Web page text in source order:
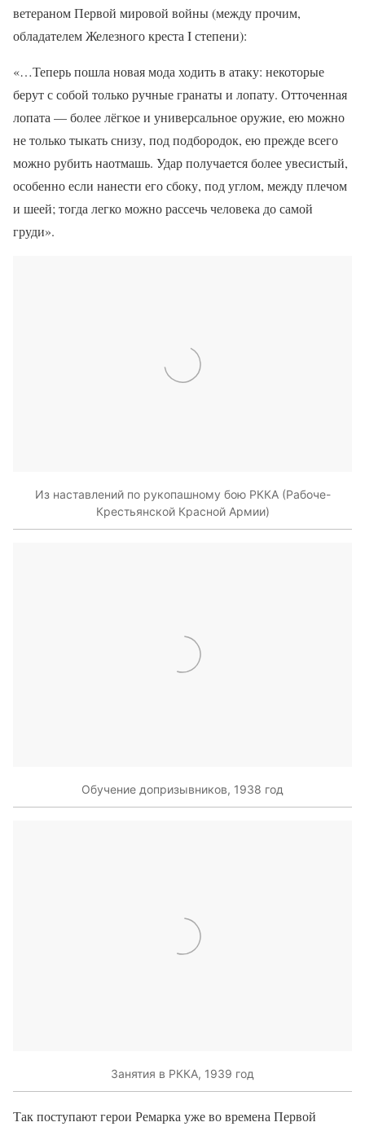
ветераном Первой мировой войны (между прочим,
обладателем Железного креста I степени):
«…Теперь пошла новая мода ходить в атаку: некоторые
берут с собой только ручные гранаты и лопату. Отточенная
лопата — более лёгкое и универсальное оружие, ею можно
не только тыкать снизу, под подбородок, ею прежде всего
можно рубить наотмашь. Удар получается более увесистый,
особенно если нанести его сбоку, под углом, между плечом
и шеей; тогда легко можно рассечь человека до самой
груди».
Из наставлений по рукопашному бою РККА (Рабоче-
Крестьянской Красной Армии)
Обучение допризывников, 1938 год
Занятия в РККА, 1939 год
Так поступают герои Ремарка уже во времена Первой